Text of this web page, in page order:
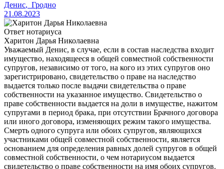
Денис, Гродно
21.08.2023
Ответ нотариуса
Харитон Дарья Николаевна
Уважаемый Денис, в случае, если в состав наследства входит
имущество, находящееся в общей совместной собственности
супругов, независимо от того, на кого из этих супругов оно
зарегистрировано, свидетельство о праве на наследство
выдается только после выдачи свидетельства о праве
собственности на указанное имущество. Свидетельство о
праве собственности выдается на доли в имуществе, нажитом
супругами в период брака, при отсутствии Брачного договора
или иного договора, изменяющих режим такого имущества.
Смерть одного супруга или обоих супругов, являющихся
участниками общей совместной собственности, является
основанием для определения равных долей супругов в общей
совместной собственности, о чем нотариусом выдается
свидетельство о праве собственности на имя обоих супругов.